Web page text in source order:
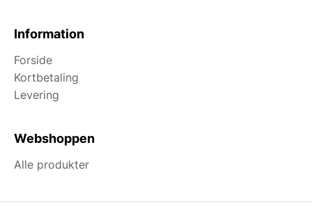
Information
Forside
Kortbetaling
Levering
Webshoppen
Alle produkter